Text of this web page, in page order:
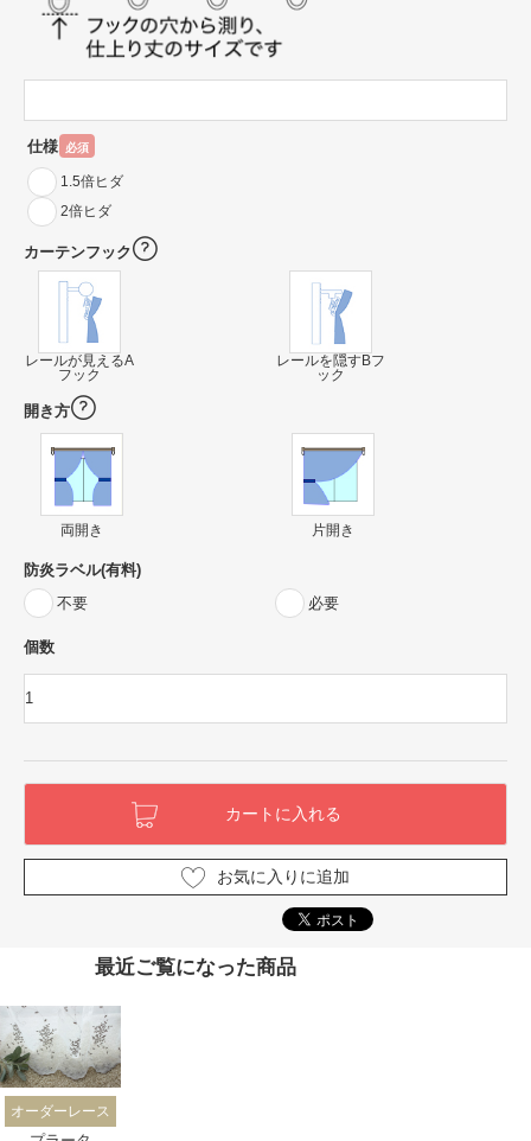
仕様 必須
1.5倍ヒダ
2倍ヒダ
カーテンフック
レールが見えるA
フック
レールを隠すBフ
ック
開き方
両開き 片開き
防炎ラベル(有料)
不要
必要
個数
お気に入りに追加
最近ご覧になった商品
オーダーレース